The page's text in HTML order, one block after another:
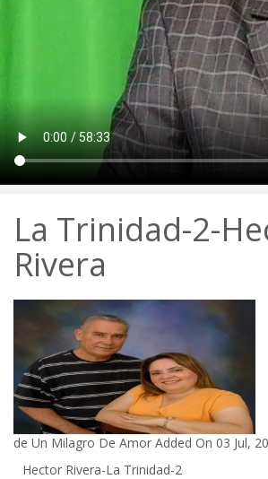
La Trinidad-2-
Rivera
de Un Milagro De Amor Added On 03 Jul,
Hector Rivera-La Trinidad-2